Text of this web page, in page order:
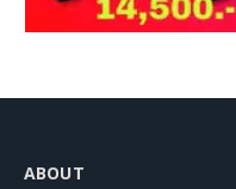
ABOUT